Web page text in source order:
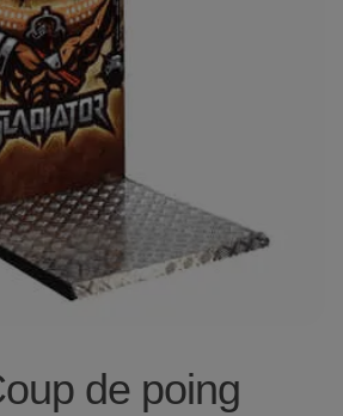
de poing